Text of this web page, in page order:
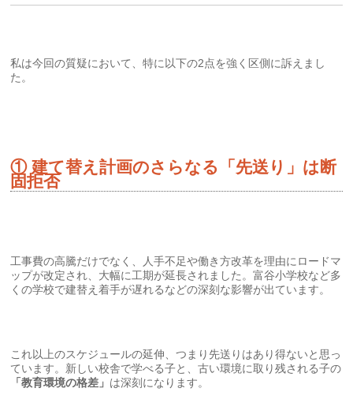
私は今回の質疑において、特に以下の2点を強く区側に訴えまし
た。
① 建て替え計画のさらなる「先送り」は断
固拒否
工事費の高騰だけでなく、人手不足や働き方改革を理由にロードマ
ップが改定され、大幅に工期が延長されました。富谷小学校など多
くの学校で建替え着手が遅れるなどの深刻な影響が出ています。
これ以上のスケジュールの延伸、つまり先送りはあり得ないと思っ
ています。新しい校舎で学べる子と、古い環境に取り残される子の
「教育環境の格差」 は深刻になります。